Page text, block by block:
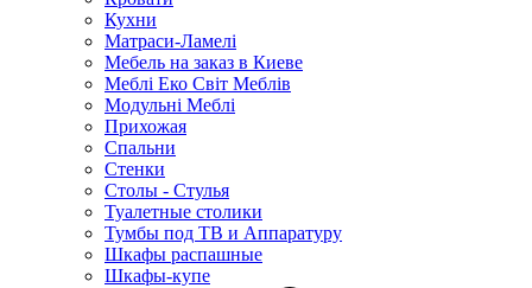
Кухни
Матраси-Ламелі
Мебель на заказ в Киеве
Меблі Еко Світ Меблів
Модульні Меблі
Прихожая
Спальни
Стенки
Столы - Стулья
Туалетные столики
Тумбы под ТВ и Аппаратуру
Шкафы распашные
Шкафы-купе